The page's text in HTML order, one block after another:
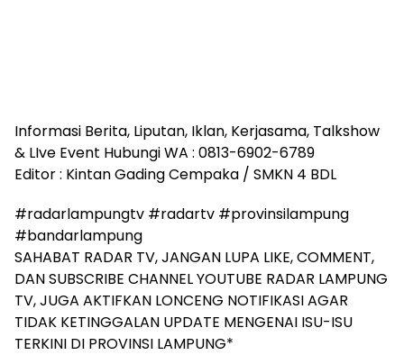
Informasi Berita, Liputan, Iklan, Kerjasama, Talkshow
& LIve Event Hubungi WA : 0813-6902-6789
Editor : Kintan Gading Cempaka / SMKN 4 BDL
#radarlampungtv #radartv #provinsilampung
#bandarlampung
SAHABAT RADAR TV, JANGAN LUPA LIKE, COMMENT,
DAN SUBSCRIBE CHANNEL YOUTUBE RADAR LAMPUNG
TV, JUGA AKTIFKAN LONCENG NOTIFIKASI AGAR
TIDAK KETINGGALAN UPDATE MENGENAI ISU-ISU
TERKINI DI PROVINSI LAMPUNG*